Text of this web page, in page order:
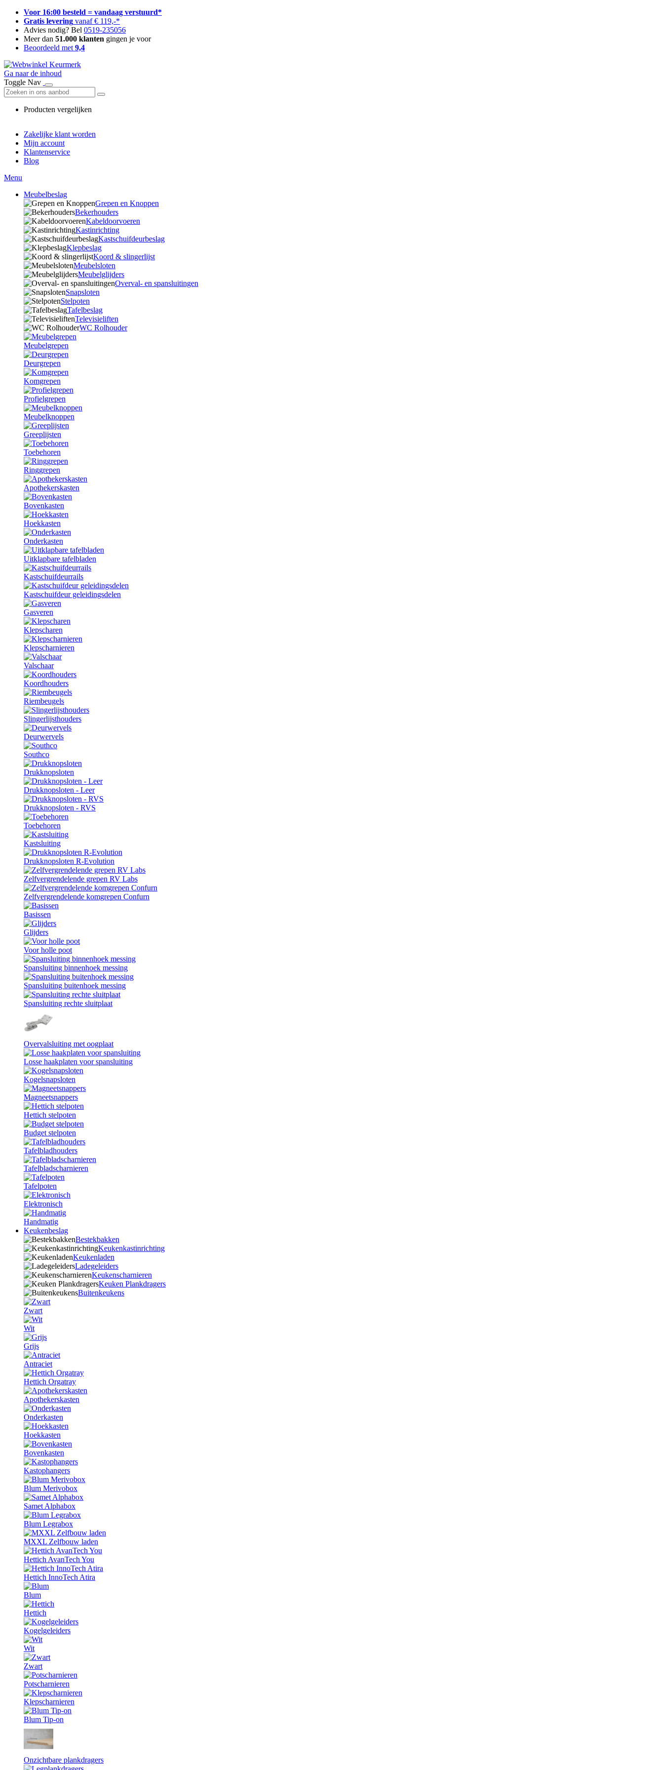
Voor 16:00 besteld = vandaag verstuurd*
Gratis levering vanaf € 119,-*
Advies nodig? Bel 0519-235056
Meer dan 51.000 klanten gingen je voor
Beoordeeld met 9,4
Ga naar de inhoud
Toggle Nav
Producten vergelijken
Zakelijke klant worden
Mijn account
Klantenservice
Blog
Menu
Meubelbeslag
Grepen en Knoppen
Bekerhouders
Kabeldoorvoeren
Kastinrichting
Kastschuifdeurbeslag
Klepbeslag
Koord & slingerlijst
Meubelsloten
Meubelglijders
Overval- en spansluitingen
Snapsloten
Stelpoten
Tafelbeslag
Televisieliften
WC Rolhouder
Meubelgrepen
Deurgrepen
Komgrepen
Profielgrepen
Meubelknoppen
Greeplijsten
Toebehoren
Ringgrepen
Apothekerskasten
Bovenkasten
Hoekkasten
Onderkasten
Uitklapbare tafelbladen
Kastschuifdeurrails
Kastschuifdeur geleidingsdelen
Gasveren
Klepscharen
Klepscharnieren
Valschaar
Koordhouders
Riembeugels
Slingerlijsthouders
Deurwervels
Southco
Drukknopsloten
Drukknopsloten - Leer
Drukknopsloten - RVS
Toebehoren
Kastsluiting
Drukknopsloten R-Evolution
Zelfvergrendelende grepen RV Labs
Zelfvergrendelende komgrepen Confurn
Basissen
Glijders
Voor holle poot
Spansluiting binnenhoek messing
Spansluiting buitenhoek messing
Spansluiting rechte sluitplaat
Overvalsluiting met oogplaat
Losse haakplaten voor spansluiting
Kogelsnapsloten
Magneetsnappers
Hettich stelpoten
Budget stelpoten
Tafelbladhouders
Tafelbladscharnieren
Tafelpoten
Elektronisch
Handmatig
Keukenbeslag
Bestekbakken
Keukenkastinrichting
Keukenladen
Ladegeleiders
Keukenscharnieren
Keuken Plankdragers
Buitenkeukens
Zwart
Wit
Grijs
Antraciet
Hettich Orgatray
Apothekerskasten
Onderkasten
Hoekkasten
Bovenkasten
Kastophangers
Blum Merivobox
Samet Alphabox
Blum Legrabox
MXXL Zelfbouw laden
Hettich AvanTech You
Hettich InnoTech Atira
Blum
Hettich
Kogelgeleiders
Wit
Zwart
Potscharnieren
Klepscharnieren
Blum Tip-on
Onzichtbare plankdragers